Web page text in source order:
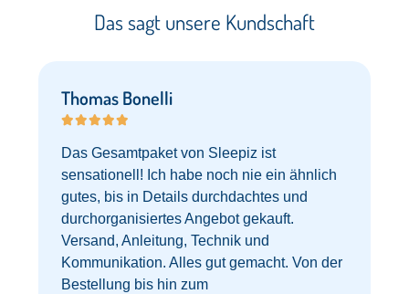
Das sagt unsere Kundschaft​
Thomas Bonelli

Das Gesamtpaket von Sleepiz ist
sensationell! Ich habe noch nie ein ähnlich
gutes, bis in Details durchdachtes und
durchorganisiertes Angebot gekauft.
Versand, Anleitung, Technik und
Kommunikation. Alles gut gemacht. Von der
Bestellung bis hin zum